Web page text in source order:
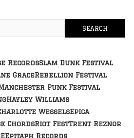
RecordsSlam Dunk Festival
GraceRebellion Festival
Punk Festival
Hayley Williams
WesselsEpica
ChordsRiot FestTrent Reznor
Epitaph Records